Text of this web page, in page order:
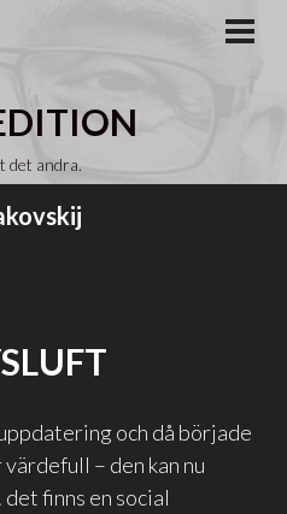
det andra.
och då började
– den kan nu
finns en social